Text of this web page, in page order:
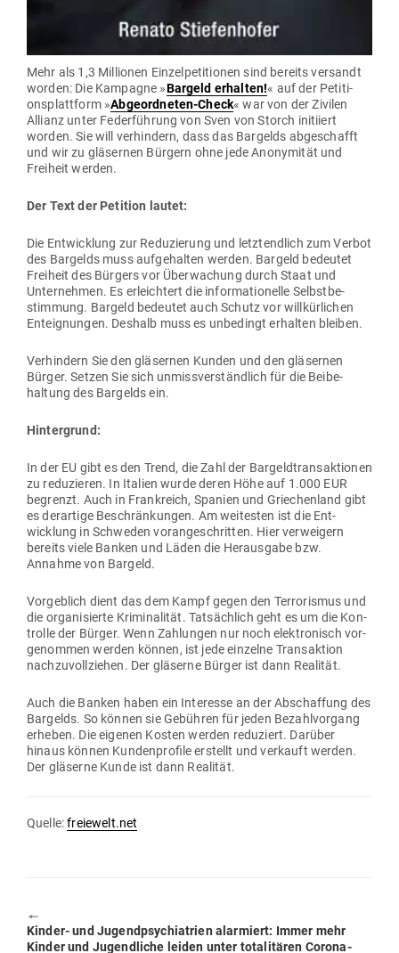
Mehr als 1,3 Mil­lionen Ein­zel­pe­ti­tionen sind bereits ver­sandt
worden: Die Kam­pagne »Bargeld erhalten!« auf der Peti­ti­
ons­plattform »Abge­ord­neten-Check« war von der Zivilen
Allianz unter Feder­führung von Sven von Storch initiiert
worden. Sie will ver­hindern, dass das Bar­gelds abge­schafft
und wir zu glä­sernen Bürgern ohne jede Anony­mität und
Freiheit werden.
Der Text der Petition lautet:
Die Ent­wicklung zur Redu­zierung und letzt­endlich zum Verbot
des Bar­gelds muss auf­ge­halten werden. Bargeld bedeutet
Freiheit des Bürgers vor Über­wa­chung durch Staat und
Unter­nehmen. Es erleichtert die infor­ma­tio­nelle Selbst­be­
stimmung. Bargeld bedeutet auch Schutz vor will­kür­lichen
Ent­eig­nungen. Deshalb muss es unbe­dingt erhalten bleiben.
Ver­hindern Sie den glä­sernen Kunden und den glä­sernen
Bürger. Setzen Sie sich unmiss­ver­ständlich für die Bei­be­
haltung des Bar­gelds ein.
Hin­ter­grund:
In der EU gibt es den Trend, die Zahl der Bar­geld­trans­ak­tionen
zu redu­zieren. In Italien wurde deren Höhe auf 1.000 EUR
begrenzt. Auch in Frank­reich, Spanien und Grie­chenland gibt
es der­artige Beschrän­kungen. Am wei­testen ist die Ent­
wicklung in Schweden vor­an­ge­schritten. Hier ver­weigern
bereits viele Banken und Läden die Her­ausgabe bzw.
Annahme von Bargeld.
Vor­geblich dient das dem Kampf gegen den Ter­ro­rismus und
die orga­ni­sierte Kri­mi­na­lität. Tat­sächlich geht es um die Kon­
trolle der Bürger. Wenn Zah­lungen nur noch elek­tro­nisch vor­
ge­nommen werden können, ist jede ein­zelne Trans­aktion
nach­zu­voll­ziehen. Der glä­serne Bürger ist dann Realität.
Auch die Banken haben ein Interesse an der Abschaffung des
Bar­gelds. So können sie Gebühren für jeden Bezahl­vorgang
erheben. Die eigenen Kosten werden redu­ziert. Darüber
hinaus können Kun­den­profile erstellt und ver­kauft werden.
Der glä­serne Kunde ist dann Realität.
Quelle:freiewelt.net
🠔
Previous
post:
Kinder- und Jugend­psych­ia­trien alar­miert: Immer mehr
Kinder und Jugend­liche leiden unter tota­li­tären Corona-